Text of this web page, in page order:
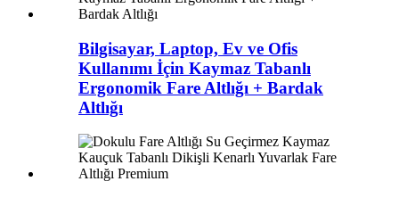
Bilgisayar, Laptop, Ev ve Ofis
Kullanımı İçin Kaymaz Tabanlı
Ergonomik Fare Altlığı + Bardak
Altlığı